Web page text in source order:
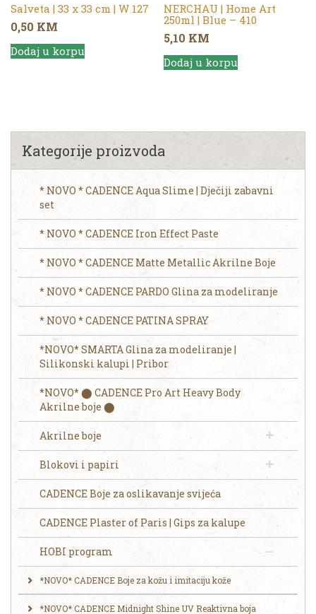
Salveta | 33 x 33 cm | W 127
0,50 KM
Dodaj u korpu
NERCHAU | Home Art
250ml | Blue – 410
5,10 KM
Dodaj u korpu
Kategorije proizvoda
* NOVO * CADENCE Aqua Slime | Dječiji zabavni
set
* NOVO * CADENCE Iron Effect Paste
* NOVO * CADENCE Matte Metallic Akrilne Boje
* NOVO * CADENCE PARDO Glina za modeliranje
* NOVO * CADENCE PATINA SPRAY
*NOVO* SMARTA Glina za modeliranje |
Silikonski kalupi | Pribor
*NOVO* ⬤ CADENCE Pro Art Heavy Body
Akrilne boje ⬤
Akrilne boje
Blokovi i papiri
CADENCE Boje za oslikavanje svijeća
CADENCE Plaster of Paris | Gips za kalupe
HOBI program
*NOVO* CADENCE Boje za kožu i imitaciju kože
*NOVO* CADENCE Midnight Shine UV Reaktivna boja